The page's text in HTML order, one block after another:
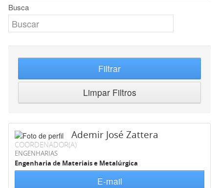
Busca
Filtrar
Limpar Filtros
Ademir José Zattera
COORDENADOR(A)
ENGENHARIAS
Engenharia de Materiais e Metalúrgica
E-mail